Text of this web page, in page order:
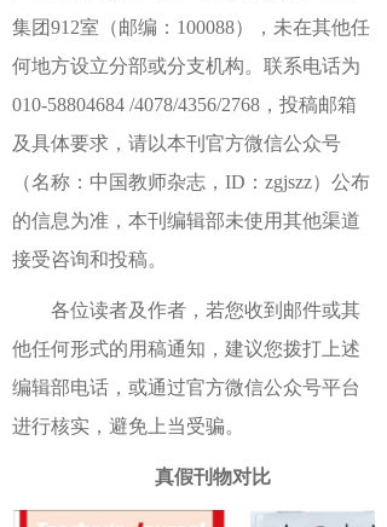
集团912室（邮编：100088），未在其他任
何地方设立分部或分支机构。联系电话为
010-58804684 /4078/4356/2768，投稿邮箱
及具体要求，请以本刊官方微信公众号
（名称：中国教师杂志，ID：zgjszz）公布
的信息为准，本刊编辑部未使用其他渠道
接受咨询和投稿。
各位读者及作者，若您收到邮件或其
他任何形式的用稿通知，建议您拨打上述
编辑部电话，或通过官方微信公众号平台
进行核实，避免上当受骗。
真假刊物对比